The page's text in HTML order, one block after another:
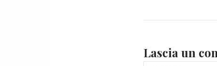
Lascia un